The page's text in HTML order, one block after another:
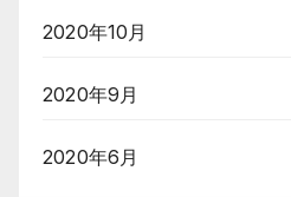
2020年10月
2020年9月
2020年6月